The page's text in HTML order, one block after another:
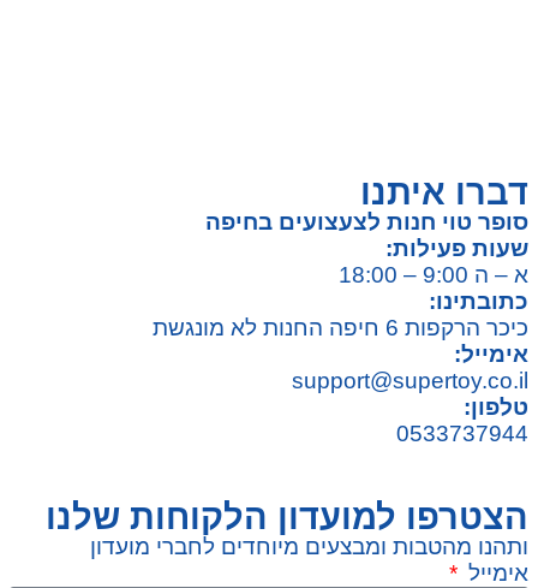
דברו איתנו
סופר טוי חנות לצעצועים בחיפה
שעות פעילות:
א – ה 9:00 – 18:00
כתובתינו:
כיכר הרקפות 6 חיפה החנות לא מונגשת
אימייל:
support@supertoy.co.il
טלפון:
0533737944
הצטרפו למועדון הלקוחות שלנו
ותהנו מהטבות ומבצעים מיוחדים לחברי מועדון
אימייל